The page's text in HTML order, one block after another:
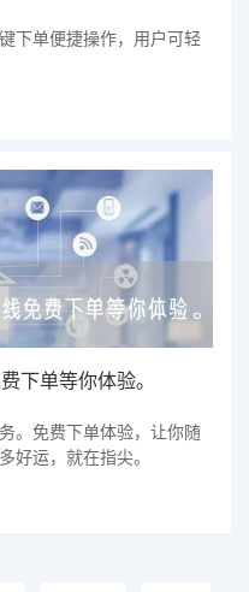
下单便捷操作，用户可轻
下单等你体验。
。免费下单体验，让你随
好运，就在指尖。